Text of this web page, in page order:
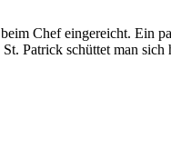
Chef eingereicht. Ein
Patrick schüttet man sich